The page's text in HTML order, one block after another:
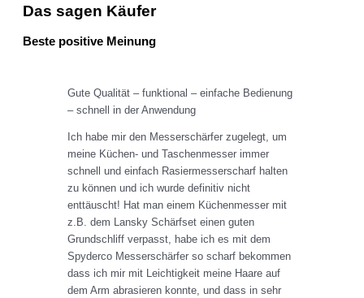
Das sagen Käufer
Beste positive Meinung
Gute Qualität – funktional – einfache Bedienung
– schnell in der Anwendung
Ich habe mir den Messerschärfer zugelegt, um
meine Küchen- und Taschenmesser immer
schnell und einfach Rasiermesserscharf halten
zu können und ich wurde definitiv nicht
enttäuscht! Hat man einem Küchenmesser mit
z.B. dem Lansky Schärfset einen guten
Grundschliff verpasst, habe ich es mit dem
Spyderco Messerschärfer so scharf bekommen
dass ich mir mit Leichtigkeit meine Haare auf
dem Arm abrasieren konnte, und dass in sehr